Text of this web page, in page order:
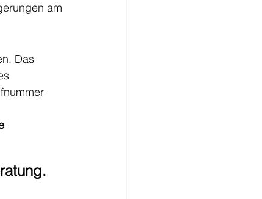
am
Das